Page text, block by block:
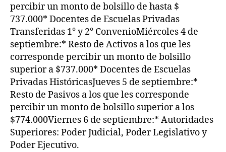
percibir un monto de bolsillo de hasta $
737.000* Docentes de Escuelas Privadas
Transferidas 1° y 2° ConvenioMiércoles 4 de
septiembre:* Resto de Activos a los que les
corresponde percibir un monto de bolsillo
superior a $737.000* Docentes de Escuelas
Privadas HistóricasJueves 5 de septiembre:*
Resto de Pasivos a los que les corresponde
percibir un monto de bolsillo superior a los
$774.000Viernes 6 de septiembre:* Autoridades
Superiores: Poder Judicial, Poder Legislativo y
Poder Ejecutivo.